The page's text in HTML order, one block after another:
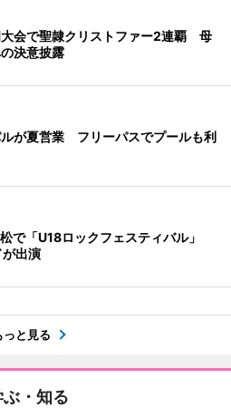
会で聖隷クリストファー2連覇 母
決意披露
が夏営業 フリーパスでプールも利
で「U18ロックフェスティバル」
出演
っと見る
ぶ・知る